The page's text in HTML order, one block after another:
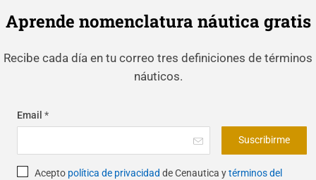
Aprende nomenclatura náutica gratis
Recibe cada día en tu correo tres definiciones de términos
náuticos.
Email *
Suscribirme
Acepto política de privacidad de Cenautica ytérminos del